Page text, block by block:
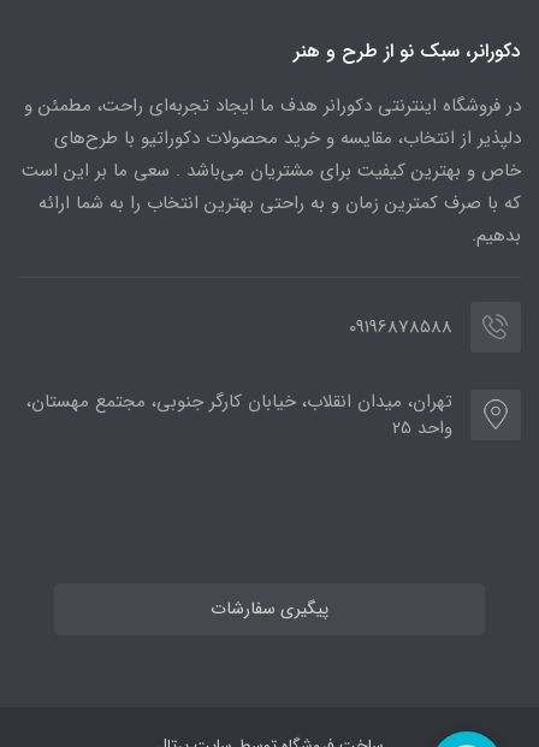
دکورانر، سبک نو از طرح و هنر
در فروشگاه اینترنتی دکورانر هدف ما ایجاد تجربه‌ای راحت، مطمئن و
دلپذیر از انتخاب، مقایسه و خرید محصولات دکوراتیو با طرح‌های
خاص و بهترین کیفیت برای مشتریان می‌باشد . سعی ما بر این است
که با صرف کمترین زمان و به راحتی بهترین انتخاب را به شما ارائه
بدهیم.
09196878588
تهران، میدان انقلاب، خیابان کارگر جنوبی، مجتمع مهستان،
واحد 25
پیگیری سفارشات